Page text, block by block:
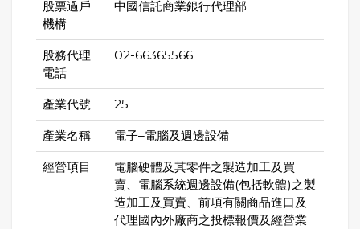
股票過戶
機構
中國信託商業銀行代理部
股務代理
電話
02-66365566
產業代號 25
產業名稱 電子–電腦及週邊設備
經營項目
電腦硬體及其零件之製造加工及買
賣、電腦系統週邊設備(包括軟體)之製
造加工及買賣、前項有關商品進口及
代理國內外廠商之投標報價及經營業